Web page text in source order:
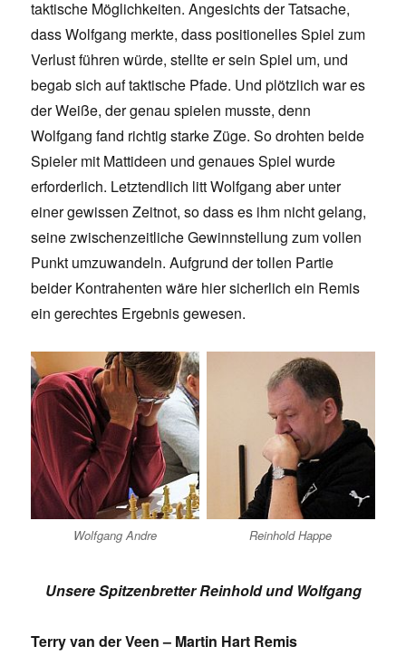
taktische Möglichkeiten. Angesichts der Tatsache,
dass Wolfgang merkte, dass positionelles Spiel zum
Verlust führen würde, stellte er sein Spiel um, und
begab sich auf taktische Pfade. Und plötzlich war es
der Weiße, der genau spielen musste, denn
Wolfgang fand richtig starke Züge. So drohten beide
Spieler mit Mattideen und genaues Spiel wurde
erforderlich. Letztendlich litt Wolfgang aber unter
einer gewissen Zeitnot, so dass es ihm nicht gelang,
seine zwischenzeitliche Gewinnstellung zum vollen
Punkt umzuwandeln. Aufgrund der tollen Partie
beider Kontrahenten wäre hier sicherlich ein Remis
ein gerechtes Ergebnis gewesen.
Wolfgang Andre Reinhold Happe
Unsere Spitzenbretter Reinhold und Wolfgang
Terry van der Veen – Martin Hart Remis